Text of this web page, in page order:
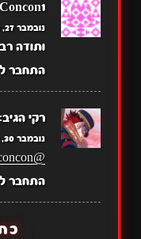
Concon1
נובמבר 27, 2022 בשעה 12:03 am
ותודה
התחבר
רקי הגיב:
נובמבר 30, 2022 בשעה 7:16 pm
@concon
התחבר